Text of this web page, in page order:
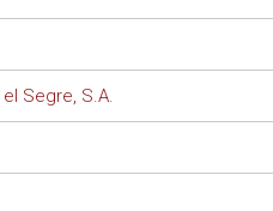
Segre, S.A.